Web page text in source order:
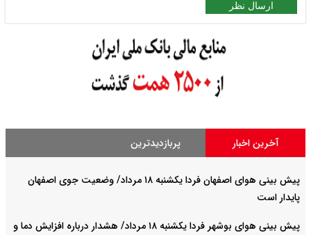
ارسال نظر
آخرین اخبار پربازدیدترین
پیش بینی هوای اصفهان فردا یکشنبه ۱۸ مرداد/ وضعیت جوی اصفهان
پایدار است
پیش بینی هوای بوشهر فردا یکشنبه ۱۸ مرداد/ هشدار درباره افزایش دما و